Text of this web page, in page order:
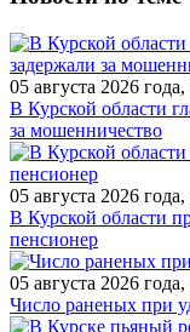
05 августа 2026
В Курской области
за мошенничество
05 августа 2026
В Курской области
пенсионер
05 августа 2026
Число раненых при